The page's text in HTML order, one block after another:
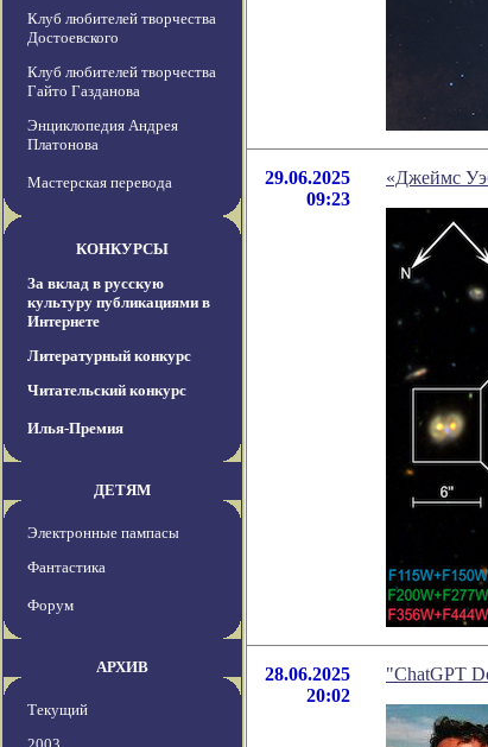
Клуб любителей творчества
Достоевского
Клуб любителей творчества
Гайто Газданова
Энциклопедия Андрея
Платонова
Мастерская перевода
КОНКУРСЫ
За вклад в русскую
культуру публикациями в
Интернете
Литературный конкурс
Читательский конкурс
Илья-Премия
ДЕТЯМ
Электронные пампасы
Фантастика
Форум
АРХИВ
Текущий
29.06.2025
09:23
«Джеймс
28.06.2025
20:02
"ChatGPT